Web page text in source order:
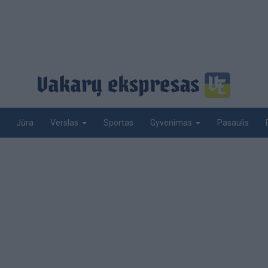
Jūra Verslas Sportas Gyvenimas Pasaulis